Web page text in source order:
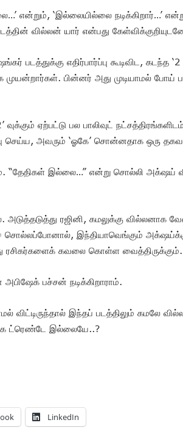
என்றும், ‘இல்லையில்லை நடிக்கிறார்…’
வில்லன் யார் என்பது
படத்துக்கு எதிர்பார்ப்பு கூடிவிட, கடந்த
பின்னர் அது முடியாமல் போய்
ஏற்பட்டு பல பாலிவுட் நட்சத்திரங்களிடம்
செய்ய, அவரும் ‘ஓகே’ சொன்னதாக ஒரு
“தேதிகள் இல்லை…” என்று சொல்லி அக்‌ஷய்
அடுத்தடுத்து ரஜினி, கமலுக்கு வில்லனாக
இந்தியாவெங்கும் அக்‌ஷய்க்கு
கவலை கொள்ள வைத்திருக்கும்.
பச்சன் நடிக்கிறாராம்.
இந்தப் படத்திலும் கமலே
ட்ரெண்டே இல்லையே..?
LinkedIn